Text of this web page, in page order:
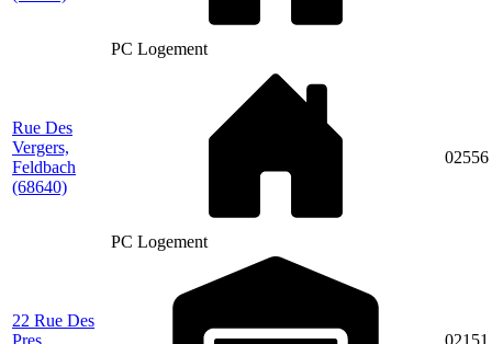
PC Logement
Rue Des
Vergers,
Feldbach
(68640)
PC Logement
02556
22 Rue Des
Pres,
02151,